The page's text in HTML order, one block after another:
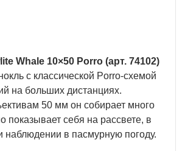
Whale 10×50 Porro (арт. 74102)
с классической Porro-схемой
на больших дистанциях.
50 мм он собирает много
показывает себя на рассвете, в
наблюдении в пасмурную погоду.